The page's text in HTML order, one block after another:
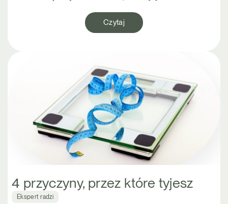
Czytaj
4 przyczyny, przez które tyjesz
Ekspert radzi